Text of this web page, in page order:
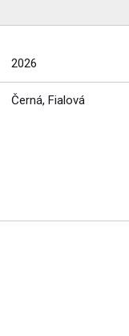
2026
Černá, Fialová